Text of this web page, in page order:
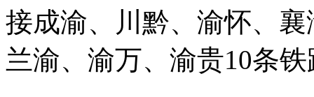
接成渝、川黔、渝怀、
兰渝、渝万、渝贵10条